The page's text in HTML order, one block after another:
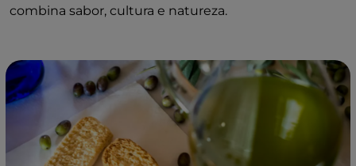
combina sabor, cultura e natureza.